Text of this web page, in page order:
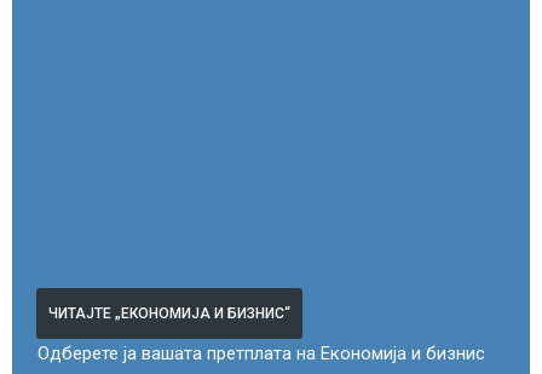
ЧИТАЈТЕ „ЕКОНОМИЈА И БИЗНИС“
Одберете ја вашата претплата на Економија и бизнис